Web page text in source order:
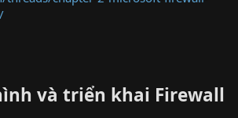
và triển khai Firewall